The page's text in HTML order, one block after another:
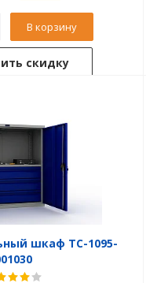
В корзину
скидку
шкаф TC-1095-